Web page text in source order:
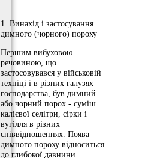
1. Винахід і застосування
димного (чорного) пороху
Першим вибуховою
речовиною, що
застосовувався у військовій
техніці і в різних галузях
господарства, був димний
або чорний порох - суміш
калієвої селітри, сірки і
вугілля в різних
співвідношеннях. Поява
димного пороху відноситься
до глибокої давнини.